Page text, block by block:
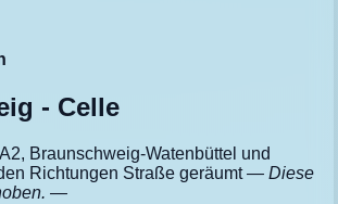
- Celle
Braunschweig-Watenbüttel und
Richtungen Straße geräumt— Diese
—